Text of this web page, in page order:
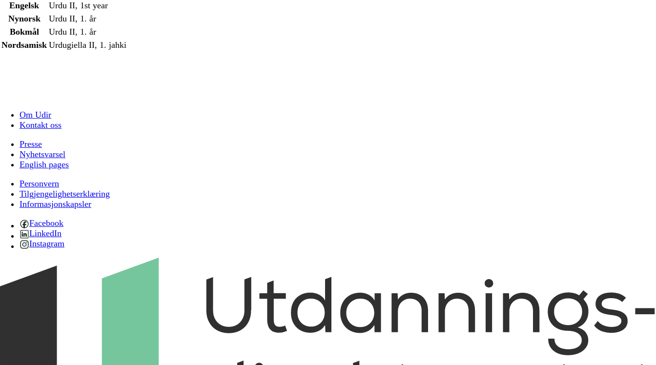
Engelsk
Urdu II, 1st year
Nynorsk
Urdu II, 1. år
Bokmål
Urdu II, 1. år
Nordsamisk Urdugiella II, 1. jahki
Om Udir
Kontakt oss
Presse
Nyhetsvarsel
English pages
Personvern
Tilgjengelighetserklæring
Informasjonskapsler
Facebook
LinkedIn
Instagram